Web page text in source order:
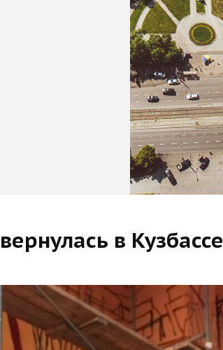
в Кузбассе